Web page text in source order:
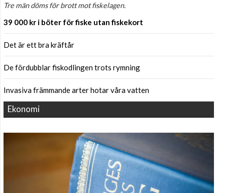
Tre män döms för brott mot fiskelagen.
39 000 kr i böter för fiske utan fiskekort
Det är ett bra kräftår
De fördubblar fiskodlingen trots rymning
Invasiva främmande arter hotar våra vatten
Ekonomi